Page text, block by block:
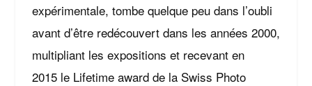
expérimentale, tombe quelque peu dans l’oubli
avant d’être redécouvert dans les années 2000,
multipliant les expositions et recevant en
2015 le Lifetime award de la Swiss Photo